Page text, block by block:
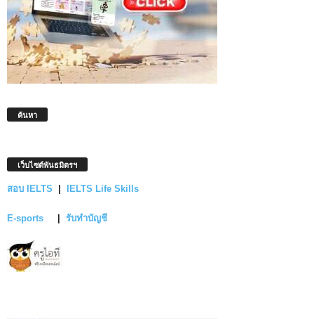
ค้นหา
เว็บไซต์พันธมิตรฯ
สอบ IELTS IELTS Life Skills
E-sports รับทำบัญชี